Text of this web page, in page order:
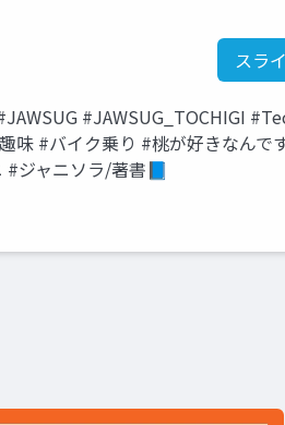
スラ
#JAWSUG_TOCHIGI
味 #バイク乗り #桃が好きなんで
#ジャニソラ/著書📘